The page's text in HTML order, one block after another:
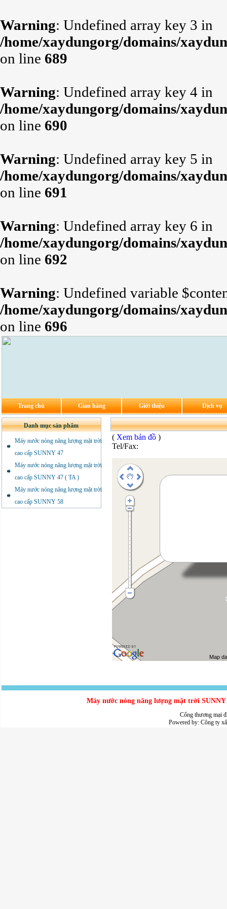
Warning: Undefined array key 3 in
/home/xaydungorg/domains/
on line 689
Warning: Undefined array key 4 in
/home/xaydungorg/domains/
on line 690
Warning: Undefined array key 5 in
/home/xaydungorg/domains/
on line 691
Warning: Undefined array key 6 in
/home/xaydungorg/domains/
on line 692
Warning: Undefined variable
/home/xaydungorg/domains/
on line 696
Trang chủ Gian hàng Giới thiệu Dịch vụ
Danh mục sản phẩm
Máy nước nóng năng lượng mặt trời
cao cấp SUNNY 47
Máy nước nóng năng lượng mặt trời
cao cấp SUNNY 47 ( TA )
Máy nước nóng năng lượng mặt trời
cao cấp SUNNY 58
( Xem bản đồ)
Tel/Fax:
Map
Máy nước nóng năng lượng mặt trời
Cổng thương mại
Powered by: Công ty